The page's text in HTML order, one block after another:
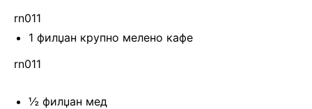
rn011
1 филџан крупно мелено кафе
rn011
½ филџан мед